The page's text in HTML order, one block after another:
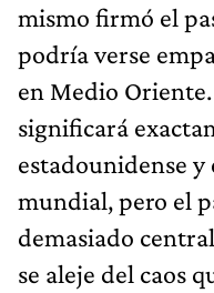
mismo firmó el
podría verse
en Medio
significará
estadounidense y
mundial, pero el
demasiado
se aleje del caos